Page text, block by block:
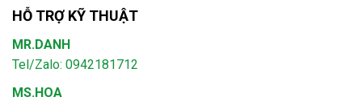
HỖ TRỢ KỸ THUẬT
MR.DANH
Tel/Zalo: 0942181712
MS.HOA